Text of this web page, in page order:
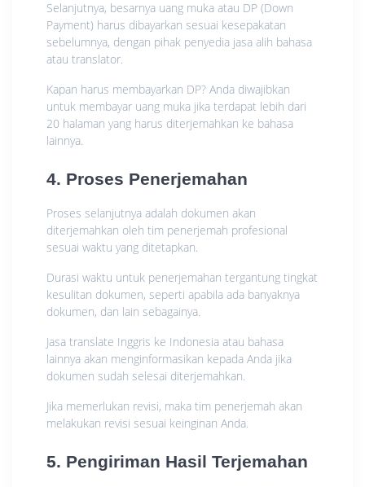
Selanjutnya, besarnya uang muka atau DP (Down
Payment) harus dibayarkan sesuai kesepakatan
sebelumnya, dengan pihak penyedia jasa alih bahasa
atau translator.
Kapan harus membayarkan DP? Anda diwajibkan
untuk membayar uang muka jika terdapat lebih dari
20 halaman yang harus diterjemahkan ke bahasa
lainnya.
4. Proses Penerjemahan
Proses selanjutnya adalah dokumen akan
diterjemahkan oleh tim penerjemah profesional
sesuai waktu yang ditetapkan.
Durasi waktu untuk penerjemahan tergantung tingkat
kesulitan dokumen, seperti apabila ada banyaknya
dokumen, dan lain sebagainya.
Jasa translate Inggris ke Indonesia atau bahasa
lainnya akan menginformasikan kepada Anda jika
dokumen sudah selesai diterjemahkan.
Jika memerlukan revisi, maka tim penerjemah akan
melakukan revisi sesuai keinginan Anda.
5. Pengiriman Hasil Terjemahan